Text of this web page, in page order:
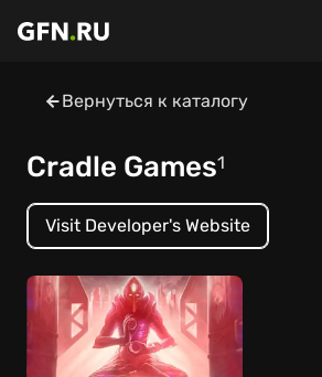
Вернуться к каталогу
Cradle Games1
Visit Developer's Website